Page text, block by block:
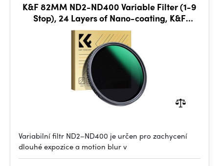
K&F 82MM ND2-ND400 Variable Filter (1-9
Stop), 24 Layers of Nano-coating, K&F
Concept Nano-D Series
Variabilní filtr ND2–ND400 je určen pro zachycení
dlouhé expozice a motion blur v